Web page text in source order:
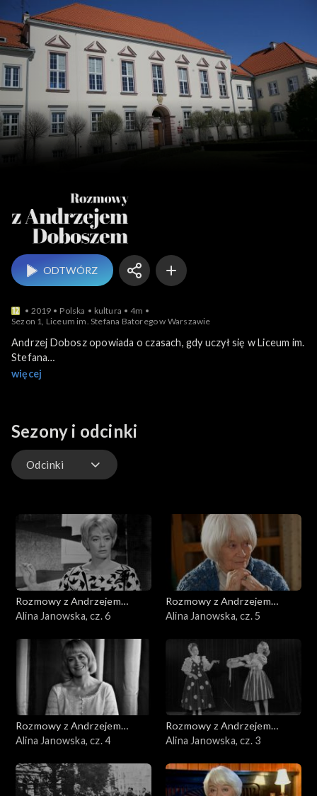
ODTWÓRZ
2019 Polska kultura
4m
Sezon 1, Liceum im. Stefana Batorego w Warszawie
Andrzej Dobosz opowiada o czasach, gdy uczył się w Liceum im.
Stefana
Batorego w Warszawie.
więcej
Sezony i odcinki
Odcinki
Rozmowy z Andrzejem
Doboszem
Alina Janowska, cz. 6
Rozmowy z Andrzejem
Doboszem
Alina Janowska, cz. 5
Rozmowy z Andrzejem
Doboszem
Alina Janowska, cz. 4
Rozmowy z Andrzejem
Doboszem
Alina Janowska, cz. 3